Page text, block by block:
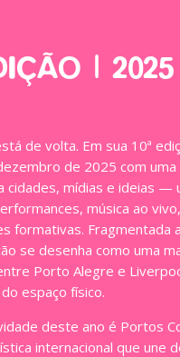
| 2025
de volta. Em sua 10ª
de 2025 com uma
cidades, mídias e ideias —
música ao
formativas. Fragmentada
se desenha como uma
Porto Alegre e
espaço físico.
deste ano é Portos
internacional que une